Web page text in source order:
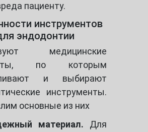
пациенту.
инструментов
эндодонтии
медицинские
по которым
и выбирают
инструменты.
основные из них
материал. Для